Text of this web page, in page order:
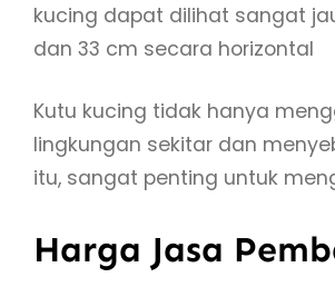
kucing dapat dilihat sangat
dan 33 cm secara horizontal
Kutu kucing tidak hanya
lingkungan sekitar dan
itu, sangat penting untuk
Harga Jasa